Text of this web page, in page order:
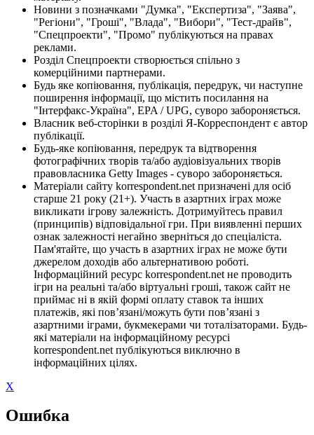
Новини з позначками "Думка", "Експертиза", "Заява",
"Регіони", "Гроші", "Влада", "Вибори", "Тест-драйв",
"Спецпроекти", "Промо" публікуються на правах
реклами.
Розділ Спецпроекти створюється спільно з
комерційними партнерами.
Будь яке копіювання, публікація, передрук, чи наступне
поширення інформації, що містить посилання на
"Інтерфакс-Україна", EPA / UPG, суворо забороняється.
Власник веб-сторінки в розділі Я-Корреспондент є автор
публікації.
Будь-яке копіювання, передрук та відтворення
фотографічних творів та/або аудіовізуальних творів
правовласника Getty Images - суворо забороняється.
Матеріали сайту korrespondent.net призначені для осіб
старше 21 року (21+). Участь в азартних іграх може
викликати ігрову залежність. Дотримуйтесь правил
(принципів) відповідальної гри. При виявленні перших
ознак залежності негайно зверніться до спеціаліста.
Пам'ятайте, що участь в азартних іграх не може бути
джерелом доходів або альтернативою роботі.
Інформаційний ресурс korrespondent.net не проводить
ігри на реальні та/або віртуальні гроші, також сайт не
приймає ні в якій формі оплату ставок та інших
платежів, які пов’язані/можуть бути пов’язані з
азартними іграми, букмекерами чи тоталізаторами. Будь-
які матеріали на інформаційному ресурсі
korrespondent.net публікуються виключно в
інформаційних цілях.
X
Ошибка